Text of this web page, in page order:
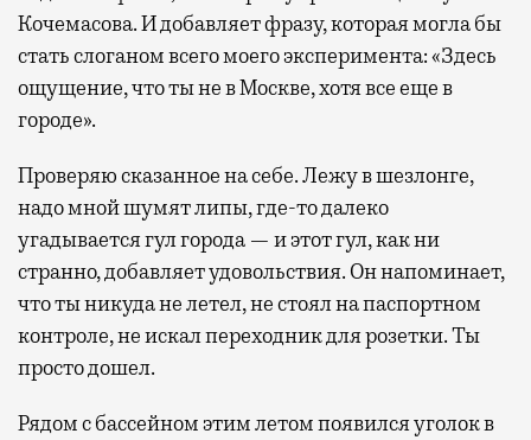
Кочемасова. И добавляет фразу, которая могла бы
стать слоганом всего моего эксперимента: «Здесь
ощущение, что ты не в Москве, хотя все еще в
городе».
Проверяю сказанное на себе. Лежу в шезлонге,
надо мной шумят липы, где-то далеко
угадывается гул города — и этот гул, как ни
странно, добавляет удовольствия. Он напоминает,
что ты никуда не летел, не стоял на паспортном
контроле, не искал переходник для розетки. Ты
просто дошел.
Рядом с бассейном этим летом появился уголок в